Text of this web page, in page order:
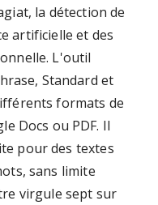
la détection de
artificielle et des
L'outil
Standard et
formats de
Docs ou PDF. Il
pour des textes
sans limite
virgule sept sur